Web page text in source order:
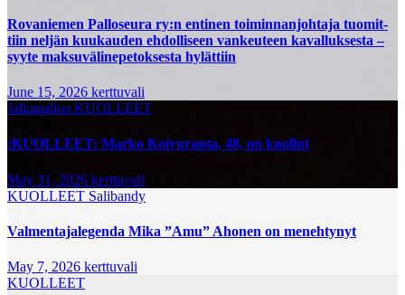
Rovaniemen Palloseura ry:n entinen toiminnanjohtaja tuo­mit­
tiin neljän kuu­kau­den eh­dol­li­seen van­keu­teen ka­val­luk­ses­ta –
syyte mak­su­vä­li­ne­pe­tok­ses­ta hy­lät­tiin
June 15, 2026 kerttuvali
Jalkapalloa KUOLLEET
:KUOLLEET: Marko Koivuranta, 48, on kuollut
May 31, 2026 kerttuvali
KUOLLEET Salibandy
Valmentajalegenda Mika ”Amu” Ahonen on menehtynyt
May 7, 2026 kerttuvali
KUOLLEET